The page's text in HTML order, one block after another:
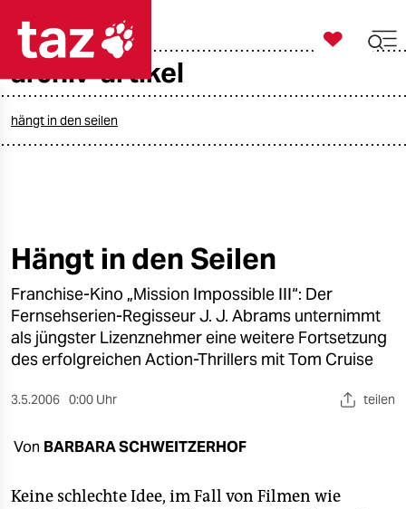
öko
gesellschaft
kultur
sport
berlin
nord
wahrheit

taz zahl ich
archiv-artikel
hängt in den seilen
Hängt in den Seilen
Franchise-Kino „Mission Impossible III“: Der
Fernsehserien-Regisseur J. J. Abrams unternimmt
als jüngster Lizenznehmer eine weitere Fortsetzung
des erfolgreichen Action-Thrillers mit Tom Cruise
3.5.2006 0:00 Uhr teilen
Von BARBARA SCHWEITZERHOF
Keine schlechte Idee, im Fall von Filmen wie